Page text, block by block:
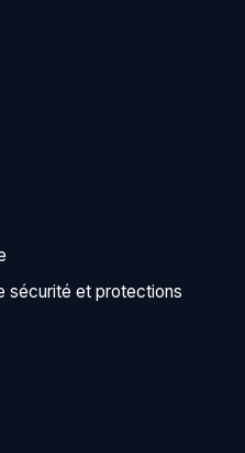
sécurité et protections